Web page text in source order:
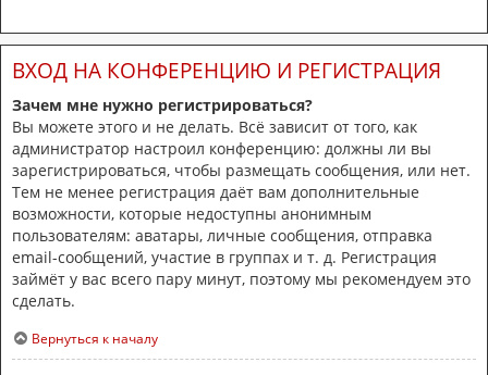
ВХОД НА КОНФЕРЕНЦИЮ И РЕГИСТРАЦИЯ
Зачем мне нужно регистрироваться?
Вы можете этого и не делать. Всё зависит от того, как
администратор настроил конференцию: должны ли вы
зарегистрироваться, чтобы размещать сообщения, или нет.
Тем не менее регистрация даёт вам дополнительные
возможности, которые недоступны анонимным
пользователям: аватары, личные сообщения, отправка
email-сообщений, участие в группах и т. д. Регистрация
займёт у вас всего пару минут, поэтому мы рекомендуем это
сделать.
Вернуться к началу